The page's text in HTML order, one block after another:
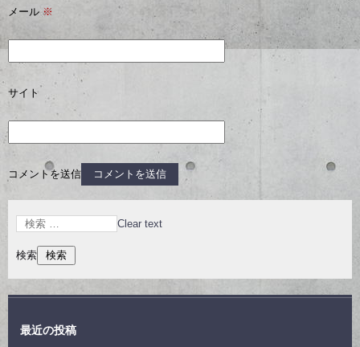
メール※
サイト
コメントを送信
Clear text
検索
最近の投稿